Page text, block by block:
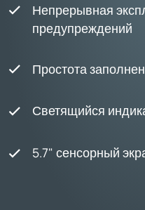
Непрерывная
предупреждений
Простота
Светящийся
5.7" сенсорный